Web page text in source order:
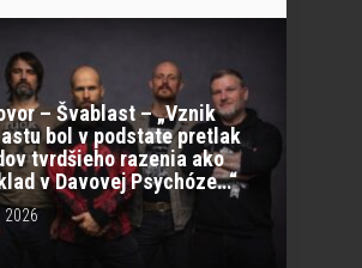
– Švablast – „Vznik
bol v podstate pretlak
tvrdšieho razenia ako
v Davovej Psychóze…“
2026